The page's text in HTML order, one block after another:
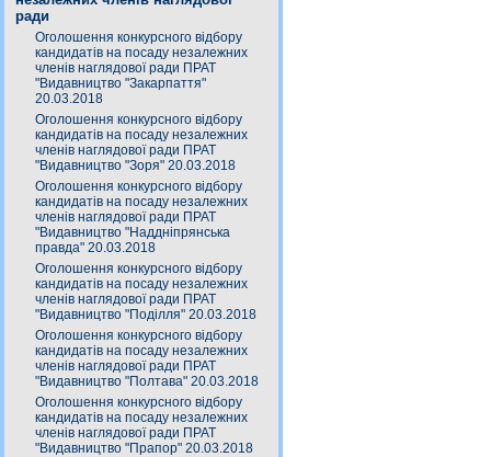
ради
Оголошення конкурсного відбору
кандидатів на посаду незалежних
членів наглядової ради ПРАТ
"Видавництво "Закарпаття"
20.03.2018
Оголошення конкурсного відбору
кандидатів на посаду незалежних
членів наглядової ради ПРАТ
"Видавництво "Зоря" 20.03.2018
Оголошення конкурсного відбору
кандидатів на посаду незалежних
членів наглядової ради ПРАТ
"Видавництво "Наддніпрянська
правда" 20.03.2018
Оголошення конкурсного відбору
кандидатів на посаду незалежних
членів наглядової ради ПРАТ
"Видавництво "Поділля" 20.03.2018
Оголошення конкурсного відбору
кандидатів на посаду незалежних
членів наглядової ради ПРАТ
"Видавництво "Полтава" 20.03.2018
Оголошення конкурсного відбору
кандидатів на посаду незалежних
членів наглядової ради ПРАТ
"Видавництво "Прапор" 20.03.2018